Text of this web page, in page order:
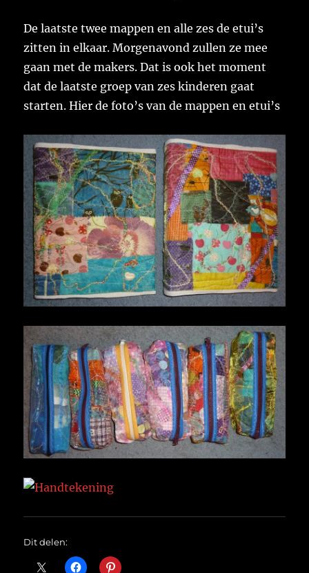
De laatste twee mappen en alle zes de etui’s
zitten in elkaar. Morgenavond zullen ze mee
gaan met de makers. Dat is ook het moment
dat de laatste groep van zes kinderen gaat
starten. Hier de foto’s van de mappen en etui’s
Dit delen: